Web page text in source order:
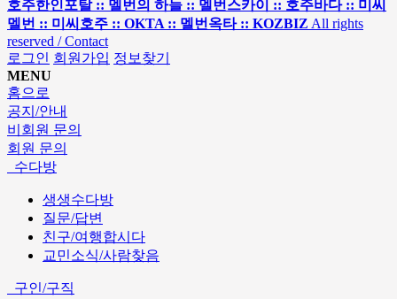
호주한인포탈 :: 멜번의 하늘 :: 멜번스카이 :: 호주바다 :: 미씨
멜번 :: 미씨호주 :: OKTA :: 멜번옥타 :: KOZBIZ All rights
reserved / Contact
로그인 회원가입 정보찾기
MENU
홈으로
공지/안내
비회원 문의
회원 문의
수다방
생생수다방
질문/답변
친구/여행합시다
교민소식/사람찾음
구인/구직